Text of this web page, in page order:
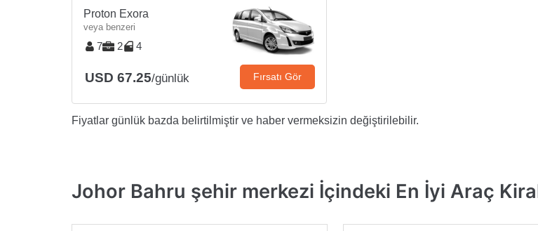
Proton Exora
veya benzeri
7 2 4
USD 67.25/günlük Fırsatı Gör
Fiyatlar günlük bazda belirtilmiştir ve haber vermeksizin değiştirilebilir.
Johor Bahru şehir merkezi İçindeki En İyi Araç